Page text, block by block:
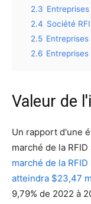
2.3
2.4 Société
2.5
2.6
Valeur de
Un rapport d'une
marché de la
marché de la
atteindra $23,47
9,79% de 2022 à